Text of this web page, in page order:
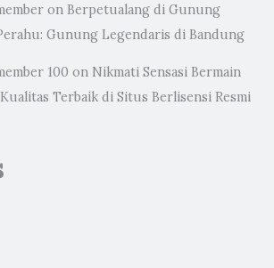
on Berpetualang di Gunung
Gunung Legendaris di Bandung
100 on Nikmati Sensasi Bermain
Terbaik di Situs Berlisensi Resmi